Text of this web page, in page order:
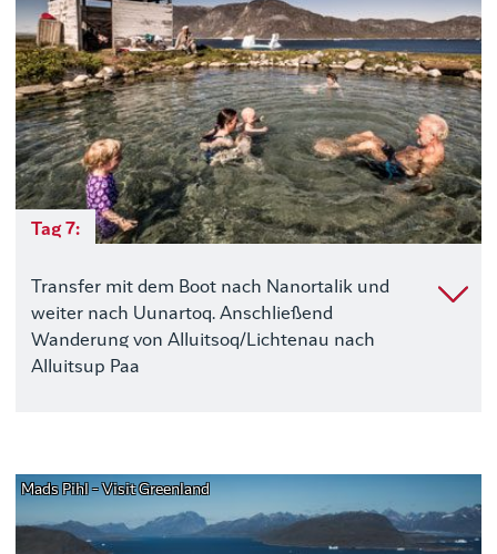
Tag 7:
Transfer mit dem Boot nach Nanortalik und
weiter nach Uunartoq. Anschließend
Wanderung von Alluitsoq/Lichtenau nach
Alluitsup Paa
Mads Pihl - Visit Greenland